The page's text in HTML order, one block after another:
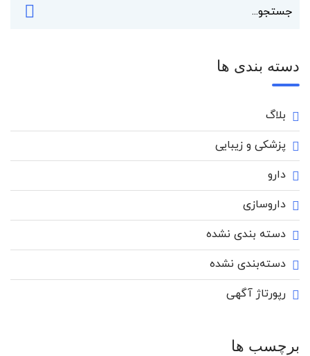
دسته بندی ها
بلاگ
پزشکی و زیبایی
دارو
داروسازی
دسته بندی نشده
دسته‌بندی نشده
رپورتاژ آگهی
برچسب ها